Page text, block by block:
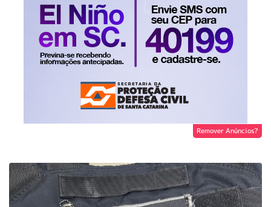
Remover Anúncios?